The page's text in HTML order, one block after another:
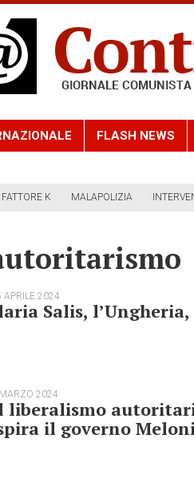
FLASH NEWS
FATTORE K MALAPOLIZIA
APRILE 2024
Salis,
2024
liberalismo
il governo Meloni